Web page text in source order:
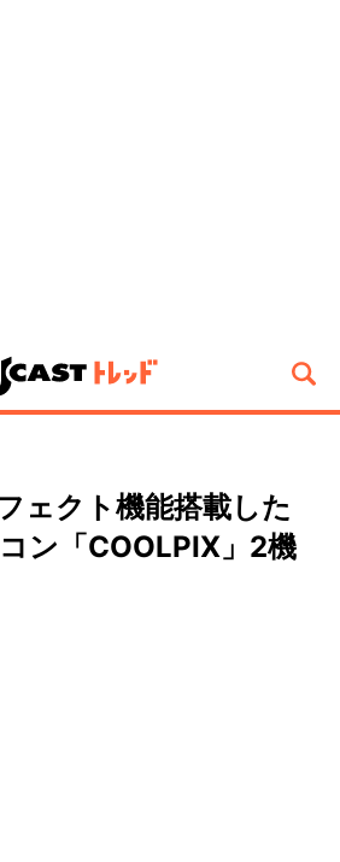
ェクト機能搭載した
ン「COOLPIX」2機